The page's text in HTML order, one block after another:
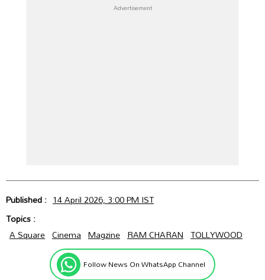
Published : 14 April 2026, 3:00 PM IST
Topics :
A Square Cinema Magzine RAM CHARAN TOLLYWOOD
Follow News On WhatsApp Channel